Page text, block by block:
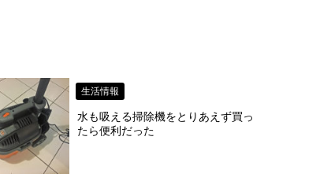
生活情報
水も吸える掃除機をとりあえず買っ
たら便利だった